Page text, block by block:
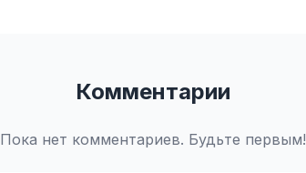
Комментарии
Пока нет комментариев. Будьте первым!